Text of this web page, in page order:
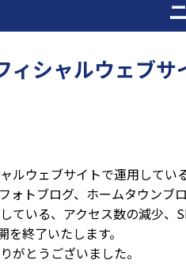
ィシャルウェブ
ルウェブサイトで運⽤して
ォトブログ、ホームタウン
ている、アクセス数の減少
終了いたします。
がとうございました。